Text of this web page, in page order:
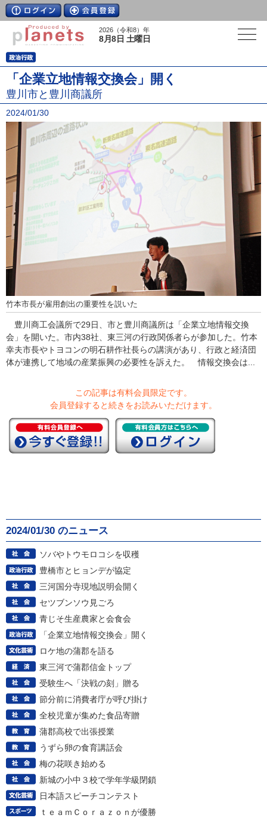
2026（令和8）年
8月8日 土曜日
「企業立地情報交換会」開く
豊川市と豊川商議所
2024/01/30
竹本市長が雇用創出の重要性を説いた
豊川商工会議所で29日、市と豊川商議所は「企業立地情報交換
会」を開いた。市内38社、東三河の行政関係者らが参加した。竹本
幸夫市長やトヨコンの明石耕作社長らの講演があり、行政と経済団
体が連携して地域の産業振興の必要性を訴えた。 情報交換会は...
この記事は有料会員限定です。
会員登録すると続きをお読みいただけます。
2024/01/30 のニュース
ソバやトウモロコシを収穫
豊橋市とヒョンデが協定
三河国分寺現地説明会開く
セツブンソウ見ごろ
青じそ生産農家と会食会
「企業立地情報交換会」開く
ロケ地の蒲郡を語る
東三河で蒲郡信金トップ
受験生へ「決戦の刻」贈る
節分前に消費者庁が呼び掛け
全校児童が集めた食品寄贈
蒲郡高校で出張授業
うずら卵の食育講話会
梅の花咲き始める
新城の小中３校で学年学級閉鎖
日本語スピーチコンテスト
ｔｅａｍＣｏｒａｚｏｎが優勝